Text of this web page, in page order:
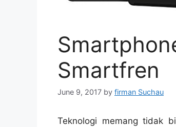
Smartfren
June 9, 2017 by firman Suchau
Teknologi memang tidak